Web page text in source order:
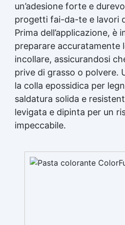
un’adesione forte e
progetti fai-da-te e lavori
Prima dell’applicazione, è
preparare accuratamente
incollare, assicurandosi
prive di grasso o polvere.
la colla epossidica per
saldatura solida e
levigata e dipinta per un
impeccabile.